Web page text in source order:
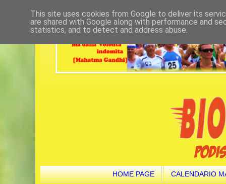
HOME PAGE CALENDARIO
This site uses cookies from Google to deliver its
are shared with Google along with performance and
statistics, and to detect and address abuse.